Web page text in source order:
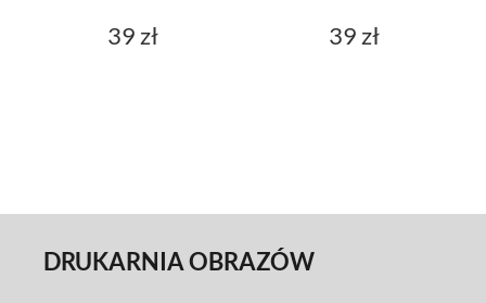
39 zł 39 zł
DRUKARNIA OBRAZÓW